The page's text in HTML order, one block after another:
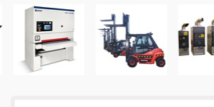
Wir über uns
06103-9744-0